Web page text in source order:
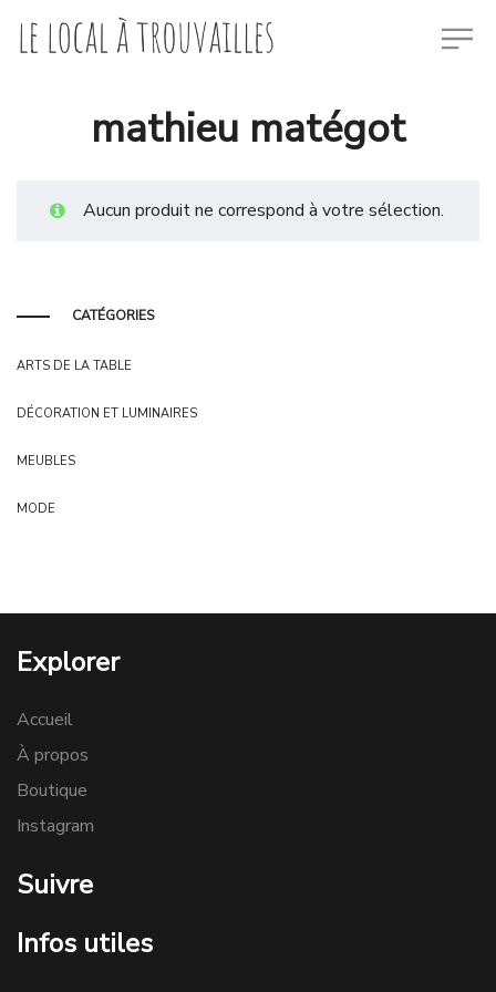
mathieu matégot
Aucun produit ne correspond à votre sélection.
CATÉGORIES
ARTS DE LA TABLE
DÉCORATION ET LUMINAIRES
MEUBLES
MODE
Explorer
Accueil
À propos
Boutique
Instagram
Suivre
Infos utiles